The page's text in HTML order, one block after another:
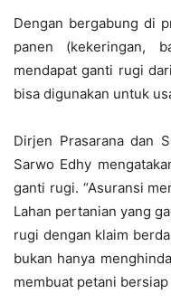
Dengan bergabung di
panen (kekeringan,
mendapat ganti rugi
bisa digunakan untuk
Dirjen Prasarana dan
Sarwo Edhy
ganti rugi. “Asuransi
Lahan pertanian yang
rugi dengan klaim
bukan hanya
membuat petani bersiap